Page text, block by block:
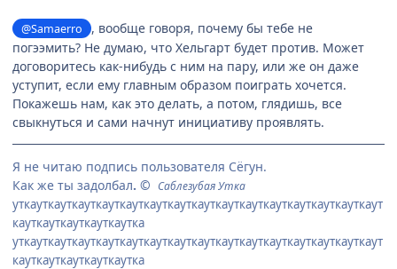
@Samaerro
, вообще говоря, почему бы тебе не
погээмить? Не думаю, что Хельгарт будет против. Может
договоритесь как-нибудь с ним на пару, или же он даже
уступит, если ему главным образом поиграть хочется.
Покажешь нам, как это делать, а потом, глядишь, все
свыкнуться и сами начнут инициативу проявлять.
Я не читаю подпись пользователя Сёгун.
Как же ты задолбал. © Саблезубая Утка
уткауткауткауткауткауткауткауткауткауткауткауткауткауткауткаут
кауткауткауткауткаутка
уткауткауткауткауткауткауткауткауткауткауткауткауткауткауткаут
кауткауткауткауткаутка